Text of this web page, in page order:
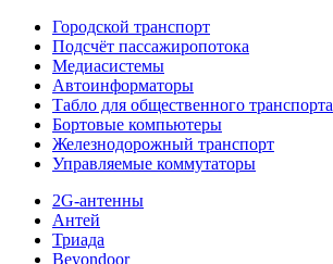
Городской транспорт
Подсчёт пассажиропотока
Медиасистемы
Автоинформаторы
Табло для общественного транспорта
Бортовые компьютеры
Железнодорожный транспорт
Управляемые коммутаторы
2G-антенны
Антей
Триада
Beyondoor